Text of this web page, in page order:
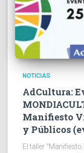
NOTICIAS
AdCultura:
Manifiesto
y Públicos
El taller